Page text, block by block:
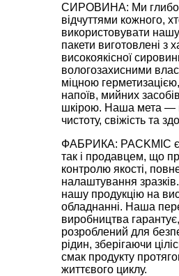
СИРОВИНА: Ми
відчуттями кожного,
використовувати нашу
пакети виготовлені з
високоякісної
вологозахисними
міцною
напоїв, мийних
шкірою. Наша мета —
чистоту, свіжість та
ФАБРИКА: PACKMIC є
так і продавцем, що
контролю якості,
налаштування
нашу продукцію на
обладнанні. Наша
виробництва
розроблений для
рідин, зберігаючи
смак продукту
життєвого циклу.